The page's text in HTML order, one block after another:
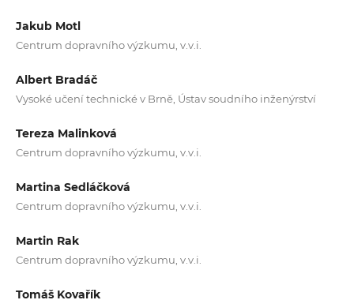
Jakub Motl
Centrum dopravního výzkumu, v.v.i.
Albert Bradáč
Vysoké učení technické v Brně, Ústav soudního inženýrství
Tereza Malinková
Centrum dopravního výzkumu, v.v.i.
Martina Sedláčková
Centrum dopravního výzkumu, v.v.i.
Martin Rak
Centrum dopravního výzkumu, v.v.i.
Tomáš Kovařík